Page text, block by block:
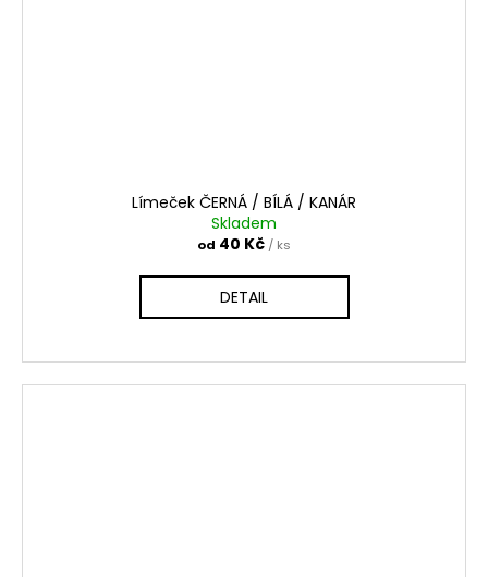
Límeček ČERNÁ / BÍLÁ / KANÁR
Skladem
od 40 Kč / ks
DETAIL